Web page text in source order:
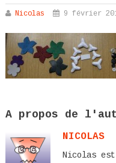
Nicolas 9 février
A propos de
NICOLAS
Nicolas